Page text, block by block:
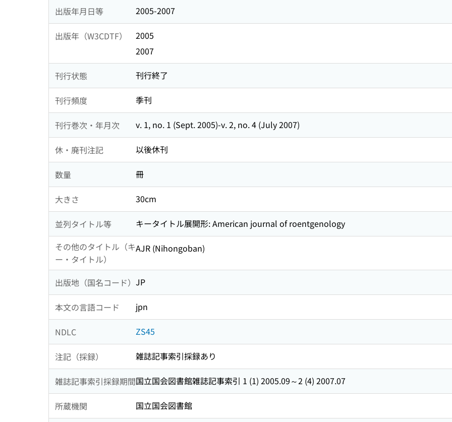
出版年月日等 2005-2007
出版年（W3CDTF）
2005
2007
刊行状態 刊行終了
刊行頻度 季刊
刊行巻次・年月次 v. 1, no. 1 (Sept. 2005)-v. 2, no. 4 (July 2007)
休・廃刊注記 以後休刊
数量 冊
大きさ 30cm
並列タイトル等
キータイトル展開形: American journal of roentgenology
その他のタイトル（キ
ー・タイトル）
AJR (Nihongoban)
出版地（国名コード） JP
本文の言語コード jpn
NDLC ZS45
注記（採録） 雑誌記事索引採録あり
雑誌記事索引採録期間国立国会図書館雑誌記事索引 1 (1) 2005.09～2 (4) 2007.07
所蔵機関
国立国会図書館